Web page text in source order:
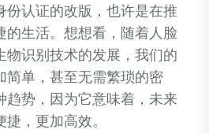
份认证的改版，也许是在推
的生活。想想看，随着人脸
物识别技术的发展，我们的
简单，甚至无需繁琐的密
趋势，因为它意味着，未来
，更加高效。